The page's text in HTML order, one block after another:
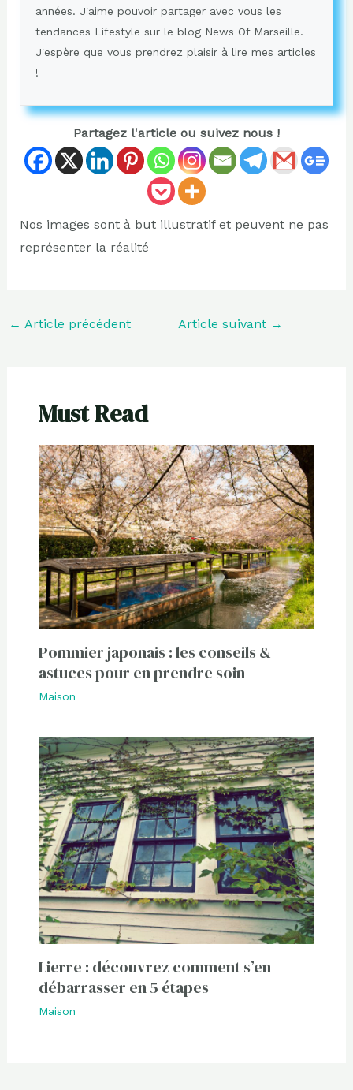
années. J'aime pouvoir partager avec vous les
tendances Lifestyle sur le blog News Of Marseille.
J'espère que vous prendrez plaisir à lire mes articles
!
Partagez l'article ou suivez nous !
Nos images sont à but illustratif et peuvent ne pas
représenter la réalité
← Article précédent Article suivant →
Must Read
Pommier japonais : les conseils &
astuces pour en prendre soin
Maison
Lierre : découvrez comment s’en
débarrasser en 5 étapes
Maison